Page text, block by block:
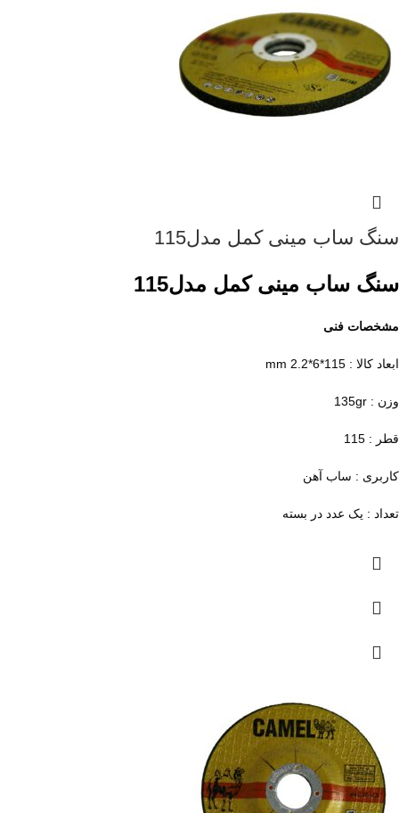
سنگ ساب مینی کمل مدل115
سنگ ساب مینی کمل مدل115
مشخصات فنی
ابعاد کالا : 115*6*2.2 mm
وزن : 135gr
قطر : 115
کاربری : ساب آهن
تعداد : یک عدد در بسته